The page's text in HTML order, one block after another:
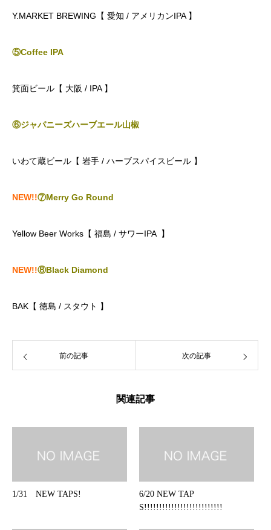
Y.MARKET BREWING【 愛知 / アメリカンIPA 】
⑤Coffee IPA
箕面ビール【 大阪 / IPA 】
⑥ジャパニーズハーブエール山椒
いわて蔵ビール【 岩手 / ハーブスパイスビール 】
NEW!!⑦Merry Go Round
Yellow Beer Works【 福島 / サワーIPA 】
NEW!!⑧Black Diamond
BAK【 徳島 / スタウト 】
前の記事 次の記事
関連記事
1/31 NEW TAPS!
6/20 NEW TAP
S!!!!!!!!!!!!!!!!!!!!!!!!!!